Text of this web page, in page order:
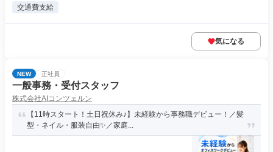
交通費支給
気になる
NEW 正社員
一般事務・受付スタッフ
株式会社AIコンツェルン
【11時スタート！土日祝休み♪】未経験から事務職デビュー！／髪
型・ネイル・服装自由✨／家庭...